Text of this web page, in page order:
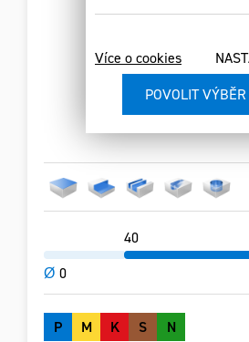
Více o cookies
Ø 0
40
P M K S N